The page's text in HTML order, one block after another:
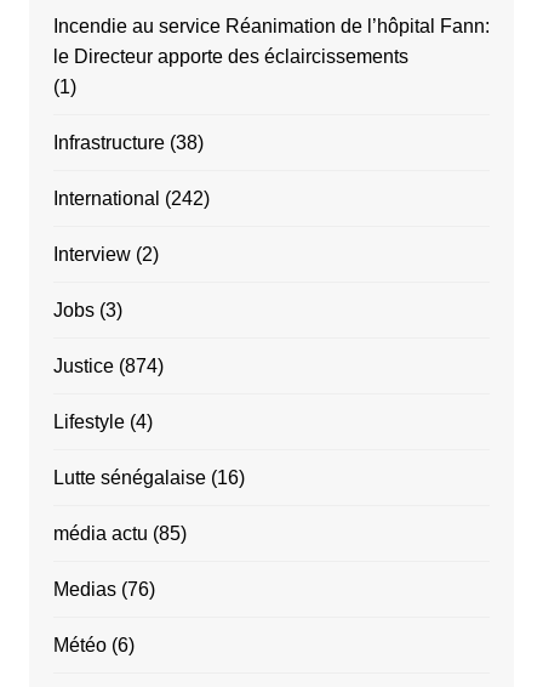
Incendie au service Réanimation de l’hôpital Fann:
le Directeur apporte des éclaircissements
(1)
Infrastructure(38)
International (242)
Interview(2)
Jobs(3)
Justice(874)
Lifestyle(4)
Lutte sénégalaise(16)
média actu (85)
Medias(76)
Météo(6)